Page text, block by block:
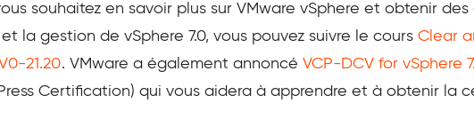
souhaitez en savoir plus sur VMware vSphere et obtenir
la gestion de vSphere 7.0, vous pouvez suivre le cours Clear
21.20. VMware a également annoncé VCP-DCV for vSphere
Certification) qui vous aidera à apprendre et à obtenir la